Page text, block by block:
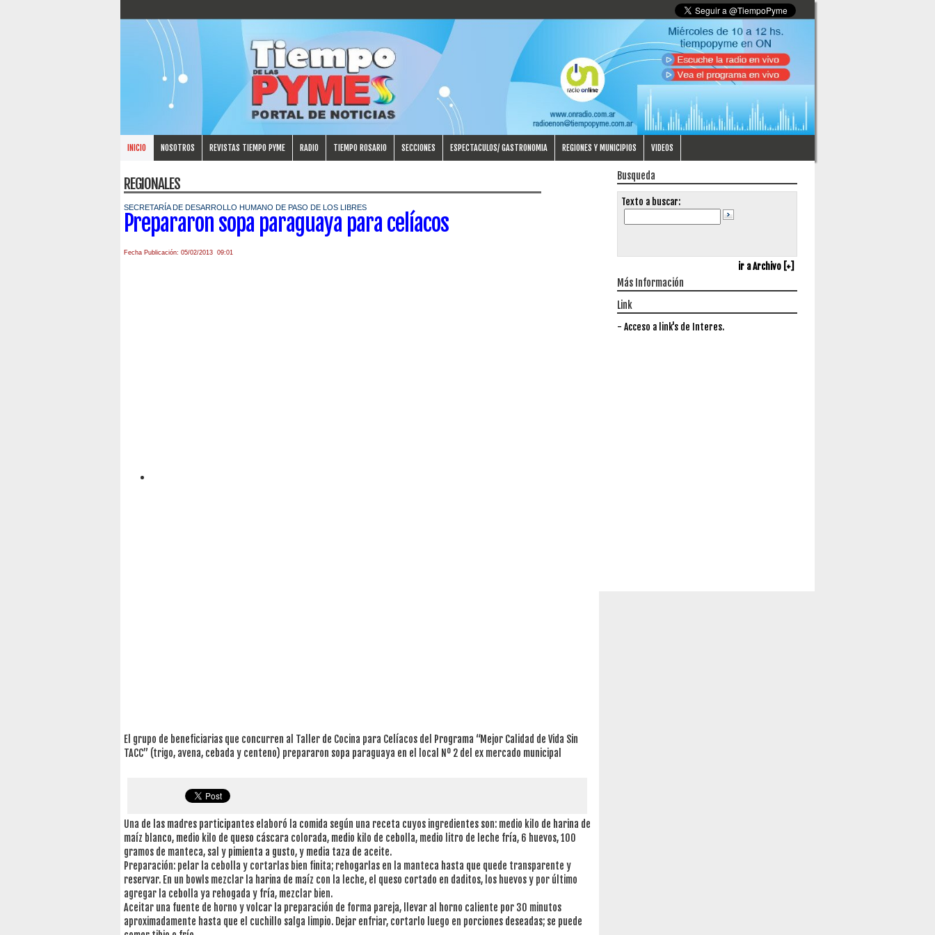
INICIO NOSOTROS REVISTAS TIEMPO PYME RADIO TIEMPO ROSARIO SECCIONES ESPECTACULOS/ GASTRONOMIA REGIONES Y MUNICIPIOS VIDEOS
REGIONALES
SECRETARÍA DE DESARROLLO HUMANO DE PASO DE LOS LIBRES
Prepararon sopa paraguaya para celíacos
Fecha Publicación: 05/02/2013 09:01
El grupo de beneficiarias que concurren al Taller de Cocina para Celíacos del Programa “Mejor Calidad de Vida Sin
TACC” (trigo, avena, cebada y centeno) prepararon sopa paraguaya en el local Nº 2 del ex mercado municipal
Una de las madres participantes elaboró la comida según una receta cuyos ingredientes son: medio kilo de harina de
maíz blanco, medio kilo de queso cáscara colorada, medio kilo de cebolla, medio litro de leche fría, 6 huevos, 100
gramos de manteca, sal y pimienta a gusto, y media taza de aceite.
Preparación: pelar la cebolla y cortarlas bien finita; rehogarlas en la manteca hasta que quede transparente y
reservar. En un bowls mezclar la harina de maíz con la leche, el queso cortado en daditos, los huevos y por último
agregar la cebolla ya rehogada y fría, mezclar bien.
Aceitar una fuente de horno y volcar la preparación de forma pareja, llevar al horno caliente por 30 minutos
aproximadamente hasta que el cuchillo salga limpio. Dejar enfriar, cortarlo luego en porciones deseadas; se puede
Busqueda
Texto a buscar:
ir a Archivo [+]
Más Información
Link
- Acceso a link's de Interes.